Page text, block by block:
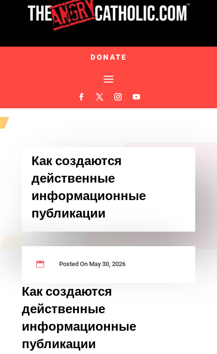
DONATE
Как создаются
действенные
информационные
публикации
 Posted On May 30, 2026
Как создаются
действенные
информационные
публикации